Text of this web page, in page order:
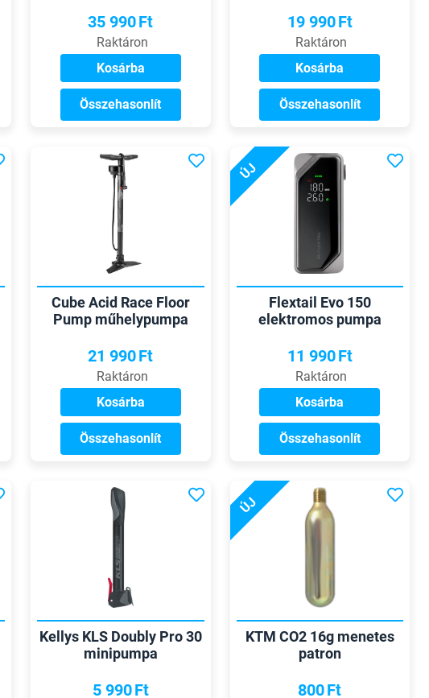
35 990Ft
Raktáron
Kosárba
Összehasonlít
19 990Ft
Raktáron
Kosárba
Összehasonlít
Cube Acid Race Floor
Pump műhelypumpa
21 990Ft
Raktáron
Kosárba
Összehasonlít
ÚJ
Flextail Evo 150
elektromos pumpa
11 990Ft
Raktáron
Kosárba
Összehasonlít
Kellys KLS Doubly Pro 30
minipumpa
5 990Ft
ÚJ
KTM CO2 16g menetes
patron
800Ft